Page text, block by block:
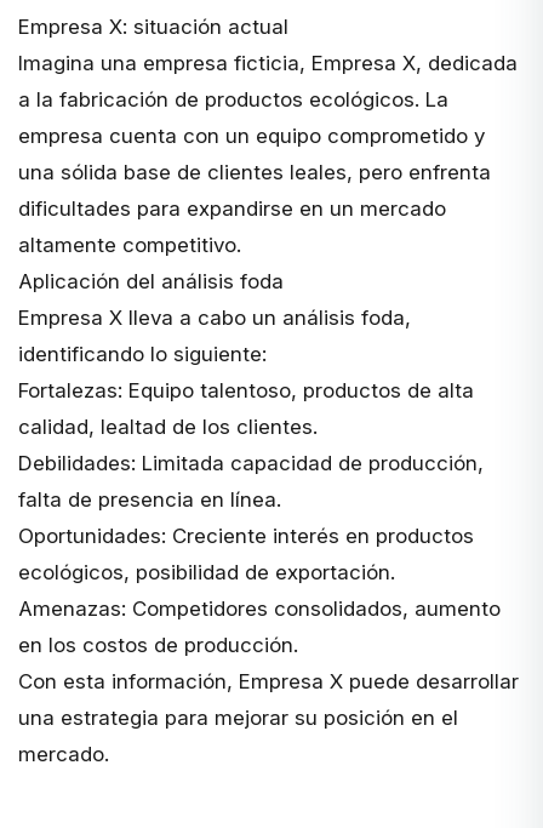
Empresa X: situación actual
Imagina una empresa ficticia, Empresa X, dedicada
a la fabricación de productos ecológicos. La
empresa cuenta con un equipo comprometido y
una sólida base de clientes leales, pero enfrenta
dificultades para expandirse en un mercado
altamente competitivo.
Aplicación del análisis foda
Empresa X lleva a cabo un análisis foda,
identificando lo siguiente:
Fortalezas: Equipo talentoso, productos de alta
calidad, lealtad de los clientes.
Debilidades: Limitada capacidad de producción,
falta de presencia en línea.
Oportunidades: Creciente interés en productos
ecológicos, posibilidad de exportación.
Amenazas: Competidores consolidados, aumento
en los costos de producción.
Con esta información, Empresa X puede desarrollar
una estrategia para mejorar su posición en el
mercado.